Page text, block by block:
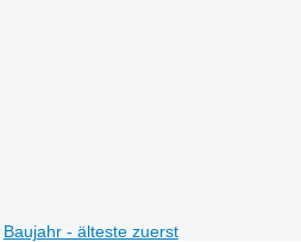
Baujahr - älteste zuerst